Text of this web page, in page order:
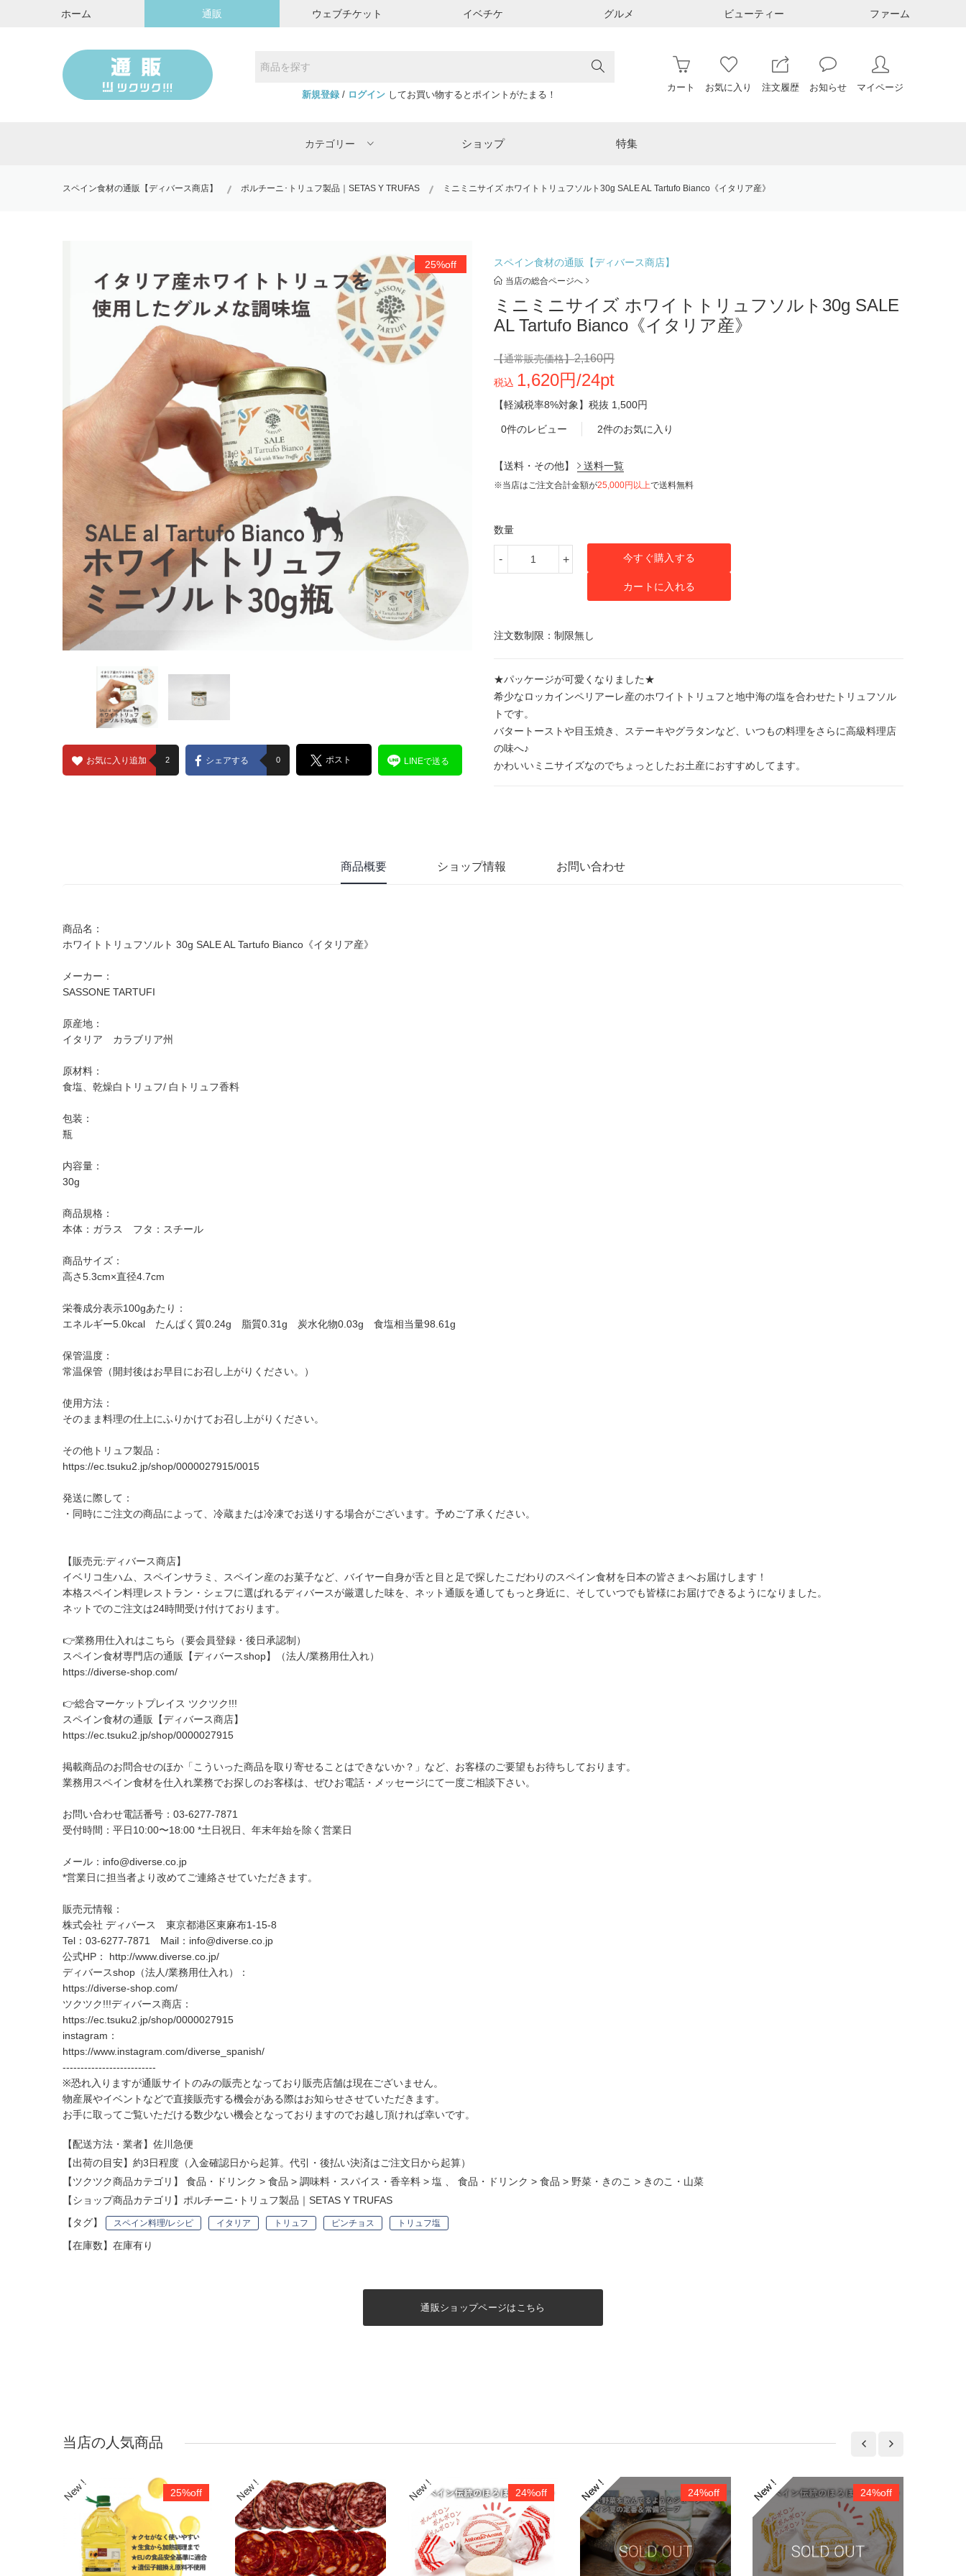
ホーム 通販 ウェブチケット イベチケ グルメ ビューティー ファーム
新規登録/ ログインしてお買い物するとポイントがたまる！
カート お気に入り 注文履歴 お知らせ マイページ
カテゴリー ショップ 特集
スペイン食材の通販【ディバース商店】 ポルチーニ･トリュフ製品｜SETAS Y TRUFAS ミニミニサイズ ホワイトトリュフソルト30g SALE AL Tartufo Bianco《イタリア産》
25%off
お気に入り追加 2 シェアする 0 ポスト LINEで送る
スペイン食材の通販【ディバース商店】
当店の総合ページへ
ミニミニサイズ ホワイトトリュフソルト30g SALE
AL Tartufo Bianco《イタリア産》
【通常販売価格】2,160円
税込 1,620円/24pt
【軽減税率8%対象】 税抜 1,500円
0件のレビュー 2件のお気に入り
【送料・その他】 送料一覧
※当店はご注文合計金額が25,000円以上で送料無料
数量
- + 今すぐ購入する
カートに入れる
注文数制限：制限無し
★パッケージが可愛くなりました★
希少なロッカインペリアーレ産のホワイトトリュフと地中海の塩を合わせたトリュフソル
トです。
バタートーストや目玉焼き、ステーキやグラタンなど、いつもの料理をさらに高級料理店
の味へ♪
かわいいミニサイズなのでちょっとしたお土産におすすめしてます。
商品概要 ショップ情報 お問い合わせ
商品名：
ホワイトトリュフソルト 30g SALE AL Tartufo Bianco《イタリア産》
メーカー：
SASSONE TARTUFI
原産地：
イタリア カラブリア州
原材料：
食塩、乾燥白トリュフ/ 白トリュフ香料
包装：
瓶
内容量：
30g
商品規格：
本体：ガラス フタ：スチール
商品サイズ：
高さ5.3cm×直径4.7cm
栄養成分表示100gあたり：
エネルギー5.0kcal たんぱく質0.24g 脂質0.31g 炭水化物0.03g 食塩相当量98.61g
保管温度：
常温保管（開封後はお早目にお召し上がりください。）
使用方法：
そのまま料理の仕上にふりかけてお召し上がりください。
その他トリュフ製品：
https://ec.tsuku2.jp/shop/0000027915/0015
発送に際して：
・同時にご注文の商品によって、冷蔵または冷凍でお送りする場合がございます。予めご了承ください。
【販売元:ディバース商店】
イベリコ生ハム、スペインサラミ、スペイン産のお菓子など、バイヤー自身が舌と目と足で探したこだわりのスペイン食材を日本の皆さまへお届けします！
本格スペイン料理レストラン・シェフに選ばれるディバースが厳選した味を、ネット通販を通してもっと身近に、そしていつでも皆様にお届けできるようになりました。
ネットでのご注文は24時間受け付けております。
👉業務用仕入れはこちら（要会員登録・後日承認制）
スペイン食材専門店の通販【ディバースshop】（法人/業務用仕入れ）
https://diverse-shop.com/
👉総合マーケットプレイス ツクツク!!!
スペイン食材の通販【ディバース商店】
https://ec.tsuku2.jp/shop/0000027915
掲載商品のお問合せのほか「こういった商品を取り寄せることはできないか？」など、お客様のご要望もお待ちしております。
業務用スペイン食材を仕入れ業務でお探しのお客様は、ぜひお電話・メッセージにて一度ご相談下さい。
お問い合わせ電話番号：03-6277-7871
受付時間：平日10:00〜18:00 *土日祝日、年末年始を除く営業日
メール： info@diverse.co.jp
*営業日に担当者より改めてご連絡させていただきます。
販売元情報：
株式会社 ディバース 東京都港区東麻布1-15-8
Tel：03-6277-7871 Mail： info@diverse.co.jp
公式HP： http://www.diverse.co.jp/
ディバースshop（法人/業務用仕入れ）：
https://diverse-shop.com/
ツクツク!!!ディバース商店：
https://ec.tsuku2.jp/shop/0000027915
instagram：
https://www.instagram.com/diverse_spanish/
--------------------------
※恐れ入りますが通販サイトのみの販売となっており販売店舗は現在ございません。
物産展やイベントなどで直接販売する機会がある際はお知らせさせていただきます。
お手に取ってご覧いただける数少ない機会となっておりますのでお越し頂ければ幸いです。
【配送方法・業者】佐川急便
【出荷の目安】約3日程度（入金確認日から起算。代引・後払い決済はご注文日から起算）
【ツクツク商品カテゴリ】 食品・ドリンク > 食品 > 調味料・スパイス・香辛料 > 塩 食品・ドリンク > 食品 > 野菜・きのこ > きのこ・山菜
【ショップ商品カテゴリ】 ポルチーニ･トリュフ製品｜SETAS Y TRUFAS
【タグ】
スペイン料理/レシピ イタリア トリュフ ピンチョス トリュフ塩
【在庫数】在庫有り
通販ショップページはこちら
当店の人気商品
25%off 24%off 24%off 24%off